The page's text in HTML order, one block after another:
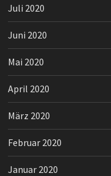
Juli 2020
Juni 2020
Mai 2020
April 2020
März 2020
Februar 2020
Januar 2020